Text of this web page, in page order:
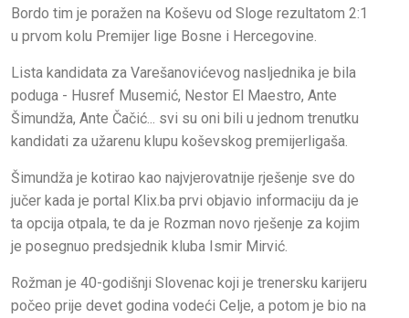
Bordo tim je poražen na Koševu od Sloge rezultatom 2:1
u prvom kolu Premijer lige Bosne i Hercegovine.
Lista kandidata za Varešanovićevog nasljednika je bila
poduga - Husref Musemić, Nestor El Maestro, Ante
Šimundža, Ante Čačić... svi su oni bili u jednom trenutku
kandidati za užarenu klupu koševskog premijerligaša.
Šimundža je kotirao kao najvjerovatnije rješenje sve do
jučer kada je portal Klix.ba prvi objavio informaciju da je
ta opcija otpala, te da je Rozman novo rješenje za kojim
je posegnuo predsjednik kluba Ismir Mirvić.
Rožman je 40-godišnji Slovenac koji je trenersku karijeru
počeo prije devet godina vodeći Celje, a potom je bio na